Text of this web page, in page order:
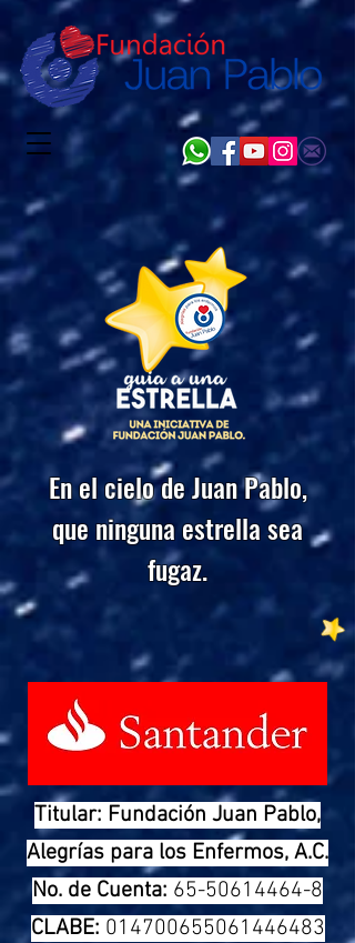
En el cielo de Juan Pablo,
que ninguna estrella sea
fugaz.
Titular: Fundación Juan Pablo,
Alegrías para los Enfermos, A.C.
No. de Cuenta: 65-50614464-8
CLABE: 014700655061446483